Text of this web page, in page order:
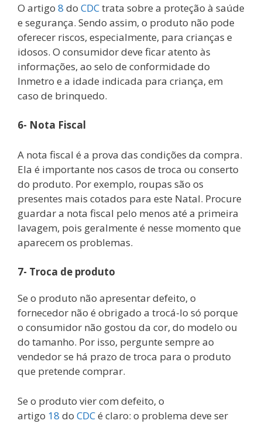
O artigo 8 do CDCtrata sobre a proteção à saúde
e segurança. Sendo assim, o produto não pode
oferecer riscos, especialmente, para crianças e
idosos. O consumidor deve ficar atento às
informações, ao selo de conformidade do
Inmetro e a idade indicada para criança, em
caso de brinquedo.
6- Nota Fiscal
A nota fiscal é a prova das condições da compra.
Ela é importante nos casos de troca ou conserto
do produto. Por exemplo, roupas são os
presentes mais cotados para este Natal. Procure
guardar a nota fiscal pelo menos até a primeira
lavagem, pois geralmente é nesse momento que
aparecem os problemas.
7- Troca de produto
Se o produto não apresentar defeito, o
fornecedor não é obrigado a trocá-lo só porque
o consumidor não gostou da cor, do modelo ou
do tamanho. Por isso, pergunte sempre ao
vendedor se há prazo de troca para o produto
que pretende comprar.
Se o produto vier com defeito, o
artigo 18 do CDCé claro: o problema deve ser